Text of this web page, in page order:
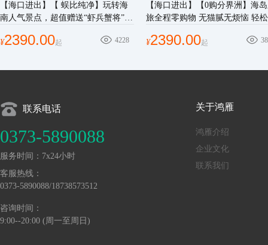
【海口进出】【 蜈比纯净】玩转海
南人气景点，超值赠送“虾兵蟹将”特
¥2390.00起 4228
【海口进出】【0购分界洲】海
旅全程零购物 无猫腻无烦恼 轻
¥2390.00起
联系电话
0373-5890088
服务时间：7x24小时
客服热线：
0373-5890088/18738573512
咨询时间：
9:00--20:00 (周一至周日)
关于鸿雁
鸿雁介绍
企业文化
联系我们